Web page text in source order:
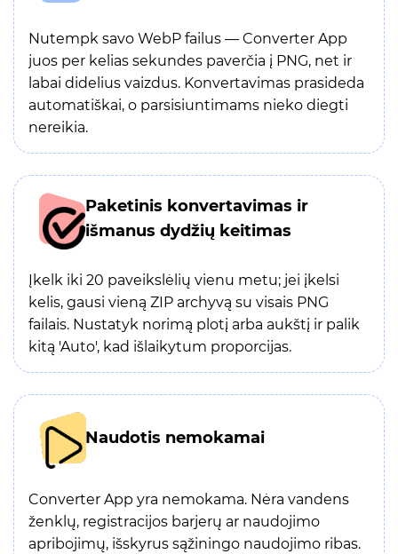
Nutempk savo WebP failus — Converter App
juos per kelias sekundes paverčia į PNG, net ir
labai didelius vaizdus. Konvertavimas prasideda
automatiškai, o parsisiuntimams nieko diegti
nereikia.
Paketinis konvertavimas ir
išmanus dydžių keitimas
Įkelk iki 20 paveikslėlių vienu metu; jei įkelsi
kelis, gausi vieną ZIP archyvą su visais PNG
failais. Nustatyk norimą plotį arba aukštį ir palik
kitą 'Auto', kad išlaikytum proporcijas.
Naudotis nemokamai
Converter App yra nemokama. Nėra vandens
ženklų, registracijos barjerų ar naudojimo
apribojimų, išskyrus sąžiningo naudojimo ribas.